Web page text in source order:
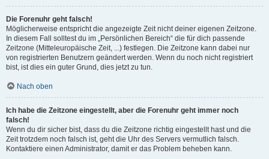
Die Forenuhr geht falsch!
Möglicherweise entspricht die angezeigte Zeit nicht deiner eigenen Zeitzone.
In diesem Fall solltest du im „Persönlichen Bereich“ die für dich passende
Zeitzone (Mitteleuropäische Zeit, ...) festlegen. Die Zeitzone kann dabei nur
von registrierten Benutzern geändert werden. Wenn du noch nicht registriert
bist, ist dies ein guter Grund, dies jetzt zu tun.
Nach oben
Ich habe die Zeitzone eingestellt, aber die Forenuhr geht immer noch
falsch!
Wenn du dir sicher bist, dass du die Zeitzone richtig eingestellt hast und die
Zeit trotzdem noch falsch ist, geht die Uhr des Servers vermutlich falsch.
Kontaktiere einen Administrator, damit er das Problem beheben kann.